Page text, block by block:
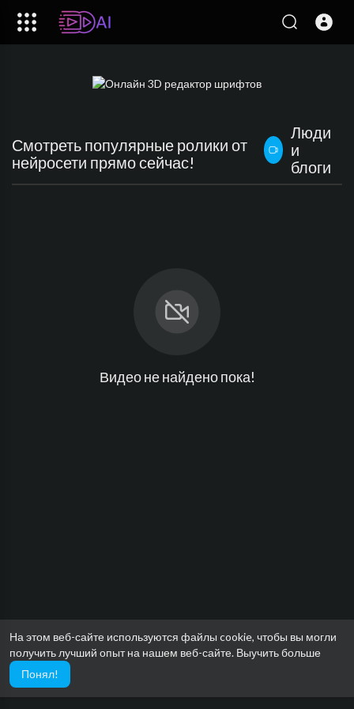
На этом веб-сайте используются файлы cookie, чтобы вы могли
получить лучший опыт на нашем веб-сайте. Выучить больше
Понял!
Смотреть популярные ролики от
нейросети прямо сейчас!
Люди
и
блоги
Видео не найдено пока!